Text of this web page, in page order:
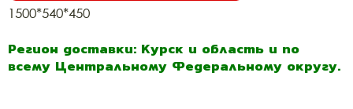
1500*540*450
Регион доставки: Курск и область и по
всему Центральному Федеральному округу.